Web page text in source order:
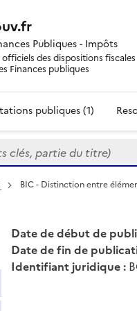
Publiques - Impôts
des dispositions fiscales
Finances publiques
publiques (1)
partie du titre)
BIC - Distinction entre
Date de début de
Date de fin de
Identifiant juridique :